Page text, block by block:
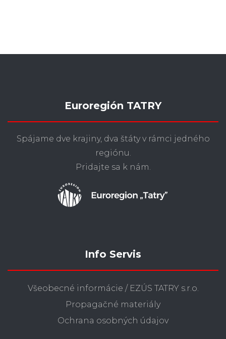
Euroregión TATRY
Spájame dve krajiny, dva štáty v rámci jedného
regiónu.
Pridajte sa k nám.
Info Servis
Všeobecné informácie / EZÚS TATRY s.r.o.
Propagačné materiály
Ochrana osobných údajov